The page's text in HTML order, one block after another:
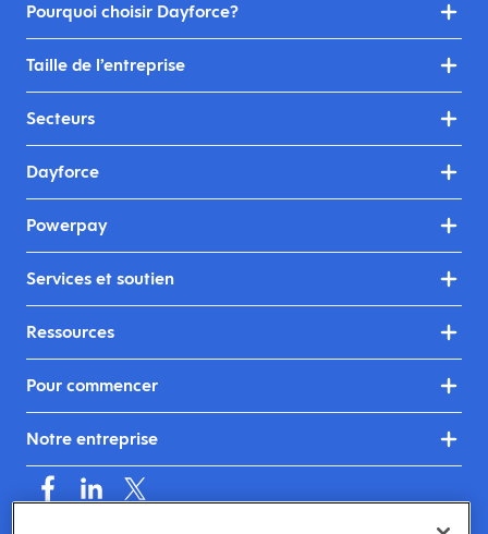
Pourquoi choisir Dayforce?
Taille de l’entreprise
Secteurs
Dayforce
Powerpay
Services et soutien
Ressources
Pour commencer
Notre entreprise